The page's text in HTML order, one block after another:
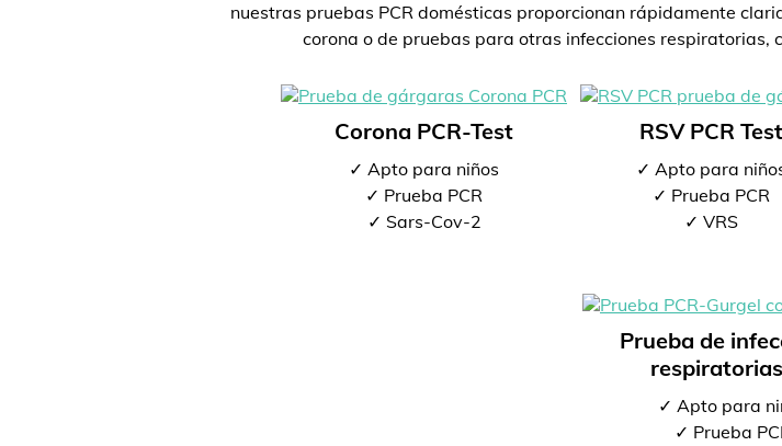
nuestras pruebas PCR domésticas proporcionan rápidamente
corona o de pruebas para otras infecciones respiratorias,
Corona PCR-Test
✓ Apto para niños
✓ Prueba PCR
✓ Sars-Cov-2
RSV PCR Test
✓ Apto para
✓ Prueba PCR
✓ VRS
Prueba de
✓ Apto para
✓ Prueba